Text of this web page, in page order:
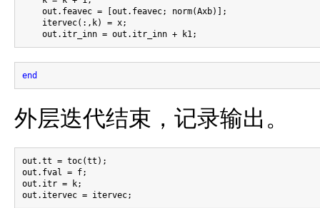
    out.feavec = [out.feavec; norm(Axb)];
    itervec(:,k) = x;
end
外层迭代结束，记录输出。
out.tt = toc(tt);
out.fval = f;
out.itr = k;